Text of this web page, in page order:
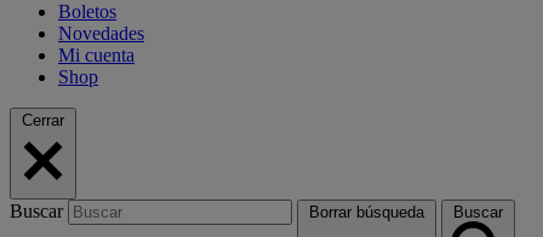
Boletos
Novedades
Mi cuenta
Shop
Cerrar
Buscar Borrar búsqueda Buscar